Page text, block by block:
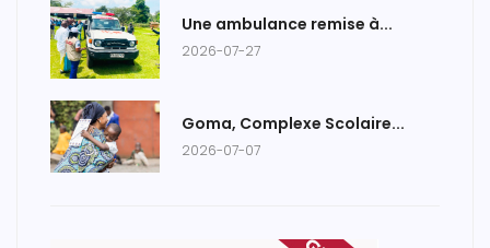
Une ambulance remise à...
2026-07-27
Goma, Complexe Scolaire...
2026-07-07